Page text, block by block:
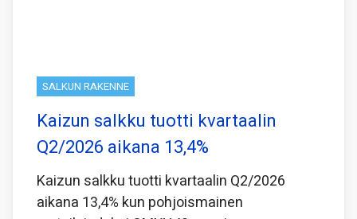
SALKUN RAKENNE
Kaizun salkku tuotti kvartaalin
Q2/2026 aikana 13,4%
Kaizun salkku tuotti kvartaalin Q2/2026
aikana 13,4% kun pohjoismainen